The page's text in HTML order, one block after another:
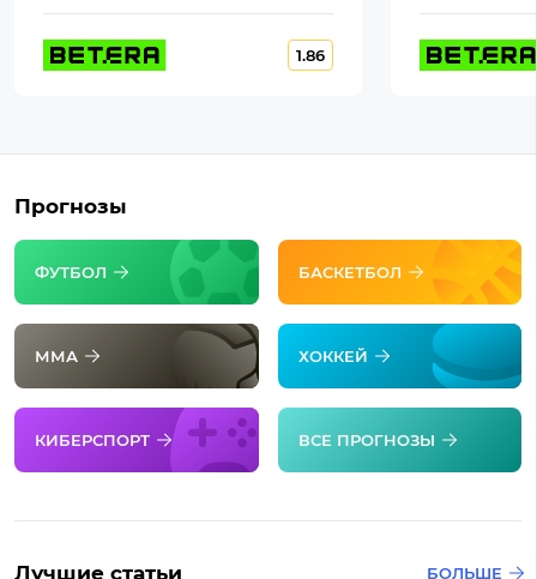
1.86
Прогнозы
ФУТБОЛ БАСКЕТБОЛ
ММА ХОККЕЙ
КИБЕРСПОРТ ВСЕ ПРОГНОЗЫ
Лучшие статьи БОЛЬШЕ